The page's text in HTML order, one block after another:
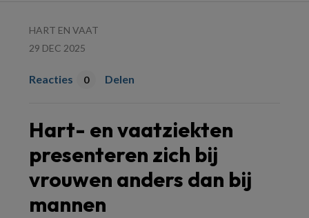
HART EN VAAT
29 DEC 2025
Reacties 0 Delen
Hart- en vaatziekten
presenteren zich bij
vrouwen anders dan bij
mannen